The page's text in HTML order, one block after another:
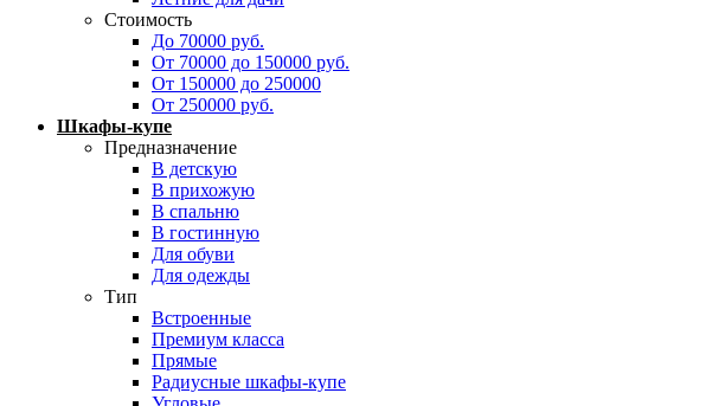
Стоимость
До 70000 руб.
От 70000 до 150000 руб.
От 150000 до 250000
От 250000 руб.
Шкафы-купе
Предназначение
В детскую
В прихожую
В спальню
В гостинную
Для обуви
Для одежды
Тип
Встроенные
Премиум класса
Прямые
Радиусные шкафы-купе